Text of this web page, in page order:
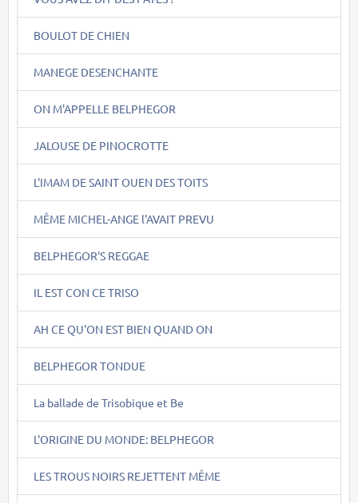
BOULOT DE CHIEN
MANEGE DESENCHANTE
ON M'APPELLE BELPHEGOR
JALOUSE DE PINOCROTTE
L'IMAM DE SAINT OUEN DES TOITS
MÊME MICHEL-ANGE l'AVAIT PREVU
BELPHEGOR'S REGGAE
IL EST CON CE TRISO
AH CE QU'ON EST BIEN QUAND ON
BELPHEGOR TONDUE
La ballade de Trisobique et Be
L'ORIGINE DU MONDE: BELPHEGOR
LES TROUS NOIRS REJETTENT MÊME